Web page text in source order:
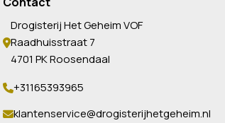
Drogisterij Het Geheim VOF
Raadhuisstraat 7
4701 PK Roosendaal
+31165393965
klantenservice@drogisterijhetgeheim.nl